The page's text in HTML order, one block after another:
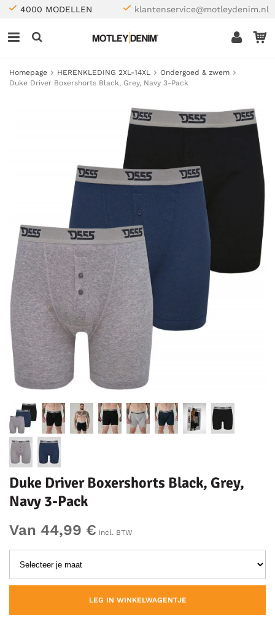
4000 MODELLEN klantenservice@motleydenim.nl
Homepage HERENKLEDING 2XL-14XL
Ondergoed & zwem
Duke Driver Boxershorts Black, Grey, Navy 3-Pack
Duke Driver Boxershorts Black, Grey,
Navy 3-Pack
Van 44,99 € incl. BTW
LEG IN WINKELWAGENTJE